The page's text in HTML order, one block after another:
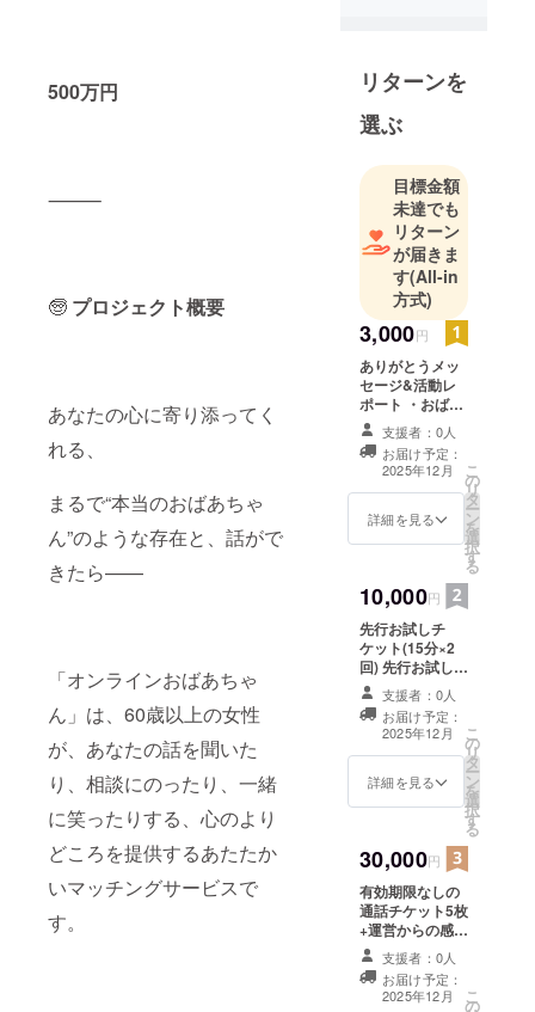
500万円
⸻
🧓 プロジェクト概要
あなたの心に寄り添ってく
れる、
まるで“本当のおばあちゃ
ん”のような存在と、話がで
きたら——
「オンラインおばあちゃ
ん」は、60歳以上の女性
が、あなたの話を聞いた
り、相談にのったり、一緒
に笑ったりする、心のより
どころを提供するあたたか
いマッチングサービスで
す。
リターンを
選ぶ
目標金額
未達でも
リターン
が届きま
す(All-in
方式)
3,000円
ありがとうメッ
セージ&活動レ
ポート ・おばあ
ちゃんからの手
書き風お礼メッ
セージ ・活動開
始後の運営レ
ポートをお届け
(運営レポートや
支援者：0人
お届け予定：
2025年12月
詳細を見る
こ
の
リ
タ
ー
ン
を
選
択
す
る
10,000円
先行お試しチ
ケット(15分×2
回) 先行お試しチ
ケットの配布日
時は後日連絡し
ますが、正式な
リリース日より3
日前までの有効
期限となります
7日スタート予定
11月4日までの
利用予約となり
ます サービス開
始前にてテス
ターとして先行
で通話体験がで
きる特別チケッ
ト(予約制) サー
支援者：0人
お届け予定：
2025年12月
詳細を見る
こ
の
リ
タ
ー
ン
を
選
択
す
る
30,000円
有効期限なしの
通話チケット5枚
+運営からの感謝
状 ・有効期限な
しの通話チケッ
ト5枚に加え、運
営から感謝状を
支援者：0人
お届け予定：
2025年12月
こ
の